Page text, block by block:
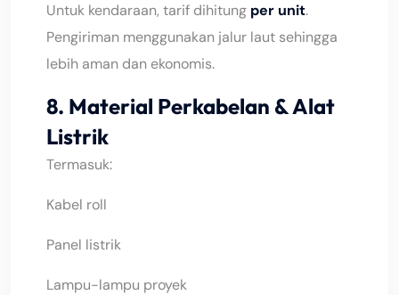
Untuk kendaraan, tarif dihitung per unit.
Pengiriman menggunakan jalur laut sehingga
lebih aman dan ekonomis.
8. Material Perkabelan & Alat
Listrik
Termasuk:
Kabel roll
Panel listrik
Lampu-lampu proyek